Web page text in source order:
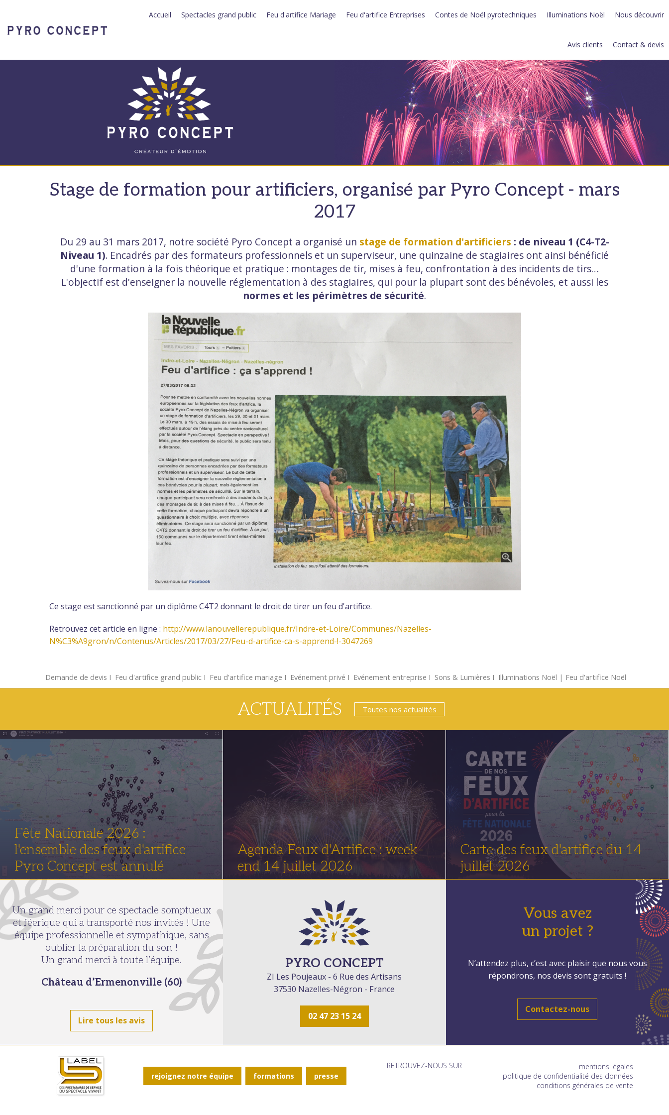
Accueil Spectacles grand public Feu d'artifice Mariage Feu d'artifice Entreprises Contes de Noël pyrotechniques Illuminations Noël Nous découvrir
Avis clients Contact & devis
Stage de formation pour artificiers, organisé par Pyro Concept - mars
2017
Du 29 au 31 mars 2017, notre société Pyro Concept a organisé un stage de formation d'artificiers : de niveau 1 (C4-T2-
Niveau 1). Encadrés par des formateurs professionnels et un superviseur, une quinzaine de stagiaires ont ainsi bénéficié
d'une formation à la fois théorique et pratique : montages de tir, mises à feu, confrontation à des incidents de tirs…
L'objectif est d'enseigner la nouvelle réglementation à des stagiaires, qui pour la plupart sont des bénévoles, et aussi les
normes et les périmètres de sécurité.
Ce stage est sanctionné par un diplôme C4T2 donnant le droit de tirer un feu d'artifice.
Retrouvez cet article en ligne : http://www.lanouvellerepublique.fr/Indre-et-Loire/Communes/Nazelles-
N%C3%A9gron/n/Contenus/Articles/2017/03/27/Feu-d-artifice-ca-s-apprend-!-3047269
Demande de devis Ι Feu d'artifice grand publicΙ Feu d'artifice mariage Ι Evénement privé Ι Evénement entreprise Ι Sons & Lumières Ι Illuminations Noël | Feu d'artifice Noël
ACTUALITÉS Toutes nos actualités
Fête Nationale 2026 :
l'ensemble des feux d'artifice
Pyro Concept est annulé
Agenda Feux d'Artifice : week-
end 14 juillet 2026
Carte des feux d'artifice du 14
juillet 2026
Un grand merci pour ce spectacle somptueux
et féerique qui a transporté nos invités ! Une
équipe professionnelle et sympathique, sans
oublier la préparation du son !
Un grand merci à toute l’équipe.
Château d’Ermenonville (60)
Lire tous les avis
PYRO CONCEPT
ZI Les Poujeaux - 6 Rue des Artisans
37530 Nazelles-Négron - France
02 47 23 15 24
Vous avez
un projet ?
N’attendez plus, c’est avec plaisir que nous vous
répondrons, nos devis sont gratuits !
Contactez-nous
rejoignez notre équipe formations presse
RETROUVEZ-NOUS SUR
mentions légales
politique de confidentialité des données
conditions générales de vente